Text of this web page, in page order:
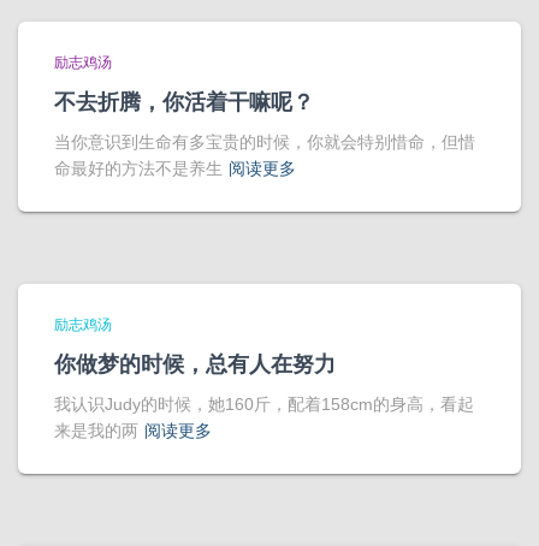
励志鸡汤
不去折腾，你活着干嘛呢？
当你意识到生命有多宝贵的时候，你就会特别惜命，但惜
命最好的方法不是养生 阅读更多
励志鸡汤
你做梦的时候，总有人在努力
我认识Judy的时候，她160斤，配着158cm的身高，看起
来是我的两 阅读更多